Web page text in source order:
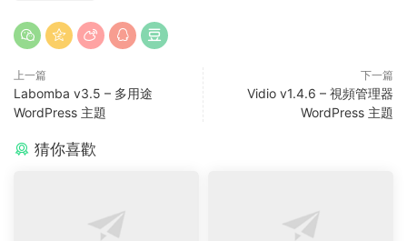
上一篇
Labomba v3.5 – 多用途
WordPress 主題
下一篇
Vidio v1.4.6 – 視頻管理器
WordPress 主題
猜你喜歡